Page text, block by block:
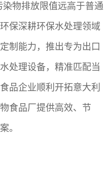
染物排放限值远高于普通
保深耕环保水处理领域
制能力，推出专为出口
处理设备，精准匹配当
品企业顺利开拓意大利
食品厂提供高效、节
。